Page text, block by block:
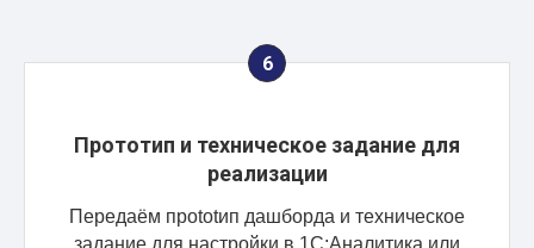
Прототип и техническое задание для
реализации
Передаём прototип дашборда и техническое
задание для настройки в 1С:Аналитика или